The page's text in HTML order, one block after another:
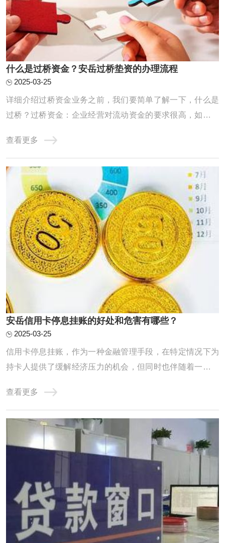
什么是过桥资金？安岳过桥垫资的办理流程
2025-03-25
详细介绍过桥资金业务之前，我们要简单了解一下，什么是
过桥？过桥资金：企业经营对流动资金的要求很高，如果企
要申请过桥资金应急。除企业外，个人也会有过桥资金的需
求，如房屋买卖。过桥业务：指老魏提供资金给上市公司，
或有业务需求的公司及个人，将此笔资金做一 ...
查看更多
安岳信用卡停息挂账的好处和危害有哪些？
2025-03-25
信用卡停息挂账，作为一种金融管理手段，在特定情况下为
持卡人提供了缓解经济压力的机会，但同时也伴随着一些潜
信用卡停息挂账的首要好处是暂时减轻持卡人的资金压力。
在面临生活突发事件、收支不平衡或经济困难时，通过停息
挂账可以延迟部分信用卡还款，使持卡人能 ...
查看更多